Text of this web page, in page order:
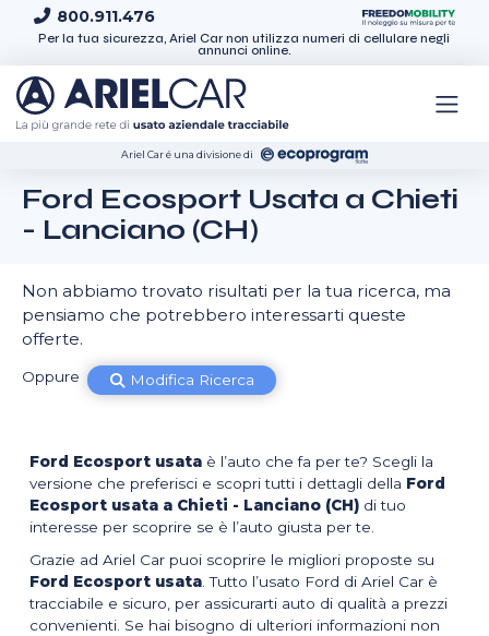
Skip to content
800.911.476
Per la tua sicurezza, Ariel Car non utilizza numeri di cellulare negli
annunci online.
Ariel Car é una divisione di
Ford Ecosport Usata a Chieti
- Lanciano (CH)
Non abbiamo trovato risultati per la tua ricerca, ma
pensiamo che potrebbero interessarti queste
offerte.
Oppure Modifica Ricerca
Ford Ecosport usata è l’auto che fa per te? Scegli la
versione che preferisci e scopri tutti i dettagli della Ford
Ecosport usata a Chieti - Lanciano (CH) di tuo
interesse per scoprire se è l’auto giusta per te.
Grazie ad Ariel Car puoi scoprire le migliori proposte su
Ford Ecosport usata . Tutto l’usato Ford di Ariel Car è
tracciabile e sicuro, per assicurarti auto di qualità a prezzi
convenienti. Se hai bisogno di ulteriori informazioni non